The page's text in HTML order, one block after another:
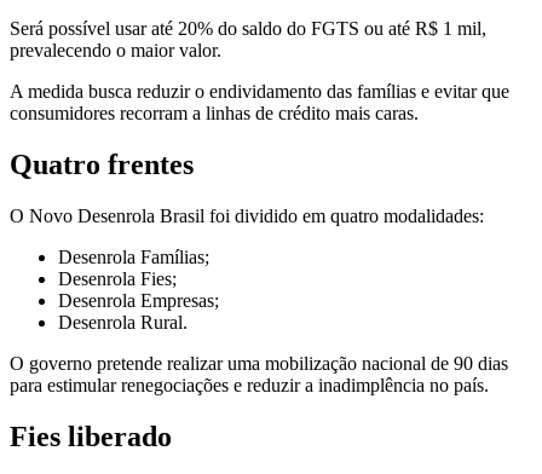
Será possível usar até 20% do saldo do FGTS ou até R$ 1 mil,
prevalecendo o maior valor.
A medida busca reduzir o endividamento das famílias e evitar que
consumidores recorram a linhas de crédito mais caras.
Quatro frentes
O Novo Desenrola Brasil foi dividido em quatro modalidades:
Desenrola Famílias;
Desenrola Fies;
Desenrola Empresas;
Desenrola Rural.
O governo pretende realizar uma mobilização nacional de 90 dias
para estimular renegociações e reduzir a inadimplência no país.
Fies liberado